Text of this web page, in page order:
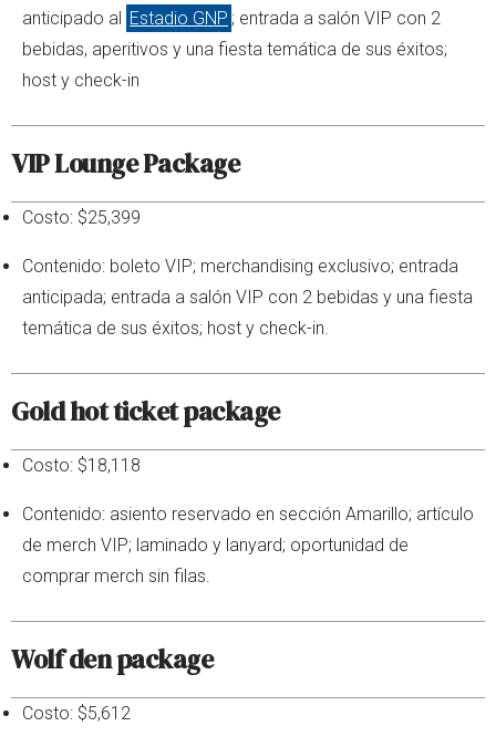
anticipado al Estadio GNP ; entrada a salón VIP con 2
bebidas, aperitivos y una fiesta temática de sus éxitos;
host y check-in
VIP Lounge Package
Costo: $25,399
Contenido: boleto VIP; merchandising exclusivo; entrada
anticipada; entrada a salón VIP con 2 bebidas y una fiesta
temática de sus éxitos; host y check-in.
Gold hot ticket package
Costo: $18,118
Contenido: asiento reservado en sección Amarillo; artículo
de merch VIP; laminado y lanyard; oportunidad de
comprar merch sin filas.
Wolf den package
Costo: $5,612